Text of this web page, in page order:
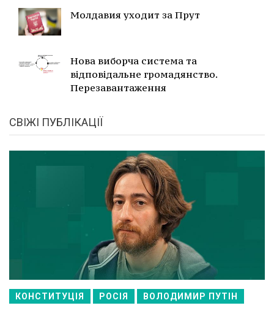
Молдавия уходит за Прут
Нова виборча система та
відповідальне громадянство.
Перезавантаження
СВІЖІ ПУБЛІКАЦІЇ
КОНСТИТУЦІЯ РОСІЯ ВОЛОДИМИР ПУТІН